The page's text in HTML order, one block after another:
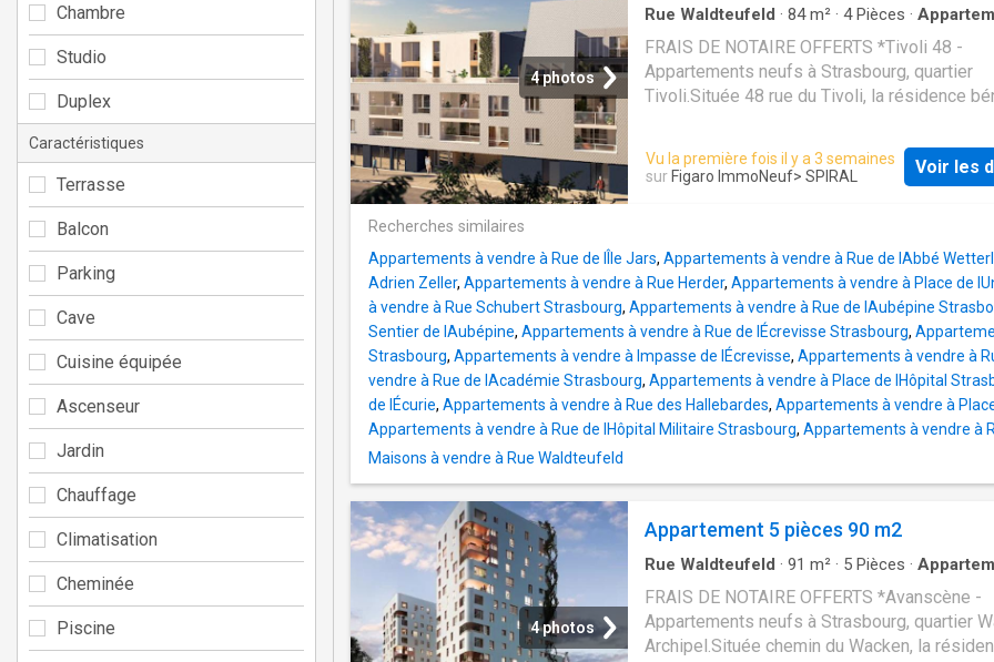
garantis, fiscalité avantageuse. pour
résidence et rencontrez nos équipes
4 photos
Rue Waldteufeld · 84m² · 4Pièces ·
FRAIS DE NOTAIRE OFFERTS *Tivoli 48 -
Appartements neufs à Strasbourg, quartier
Tivoli.Située 48 rue du Tivoli, la résidence
le quartier européen, dans un environnement
verdoyant bordé par l'Aar. À proximité
pistes cyclables et grands axes permettent
rejoindre facilement les principaux pôles de
Strasbourg. La résidence propose 31
du studio au 5 pièces, répartis sur deux
avec une conception architecturale
pensée pour préserver l'intimité et valoriser
l'environnement naturel. Les logements
volumes généreux et des agencements
la luminosité. Tous disposent d'un espace
prolongement d
Vu la première fois il y a 3 semaines
sur Figaro ImmoNeuf> SPIRAL Voir les
Recherches similaires
Appartements à vendre à Rue de lÎle Jars, Appartements à vendre à Rue de lAbbé
Adrien Zeller, Appartements à vendre à Rue Herder, Appartements à vendre à Place de
à vendre à Rue Schubert Strasbourg, Appartements à vendre à Rue de lAubépine
Sentier de lAubépine, Appartements à vendre à Rue de lÉcrevisse Strasbourg,
Strasbourg, Appartements à vendre à Impasse de lÉcrevisse, Appartements à vendre à
vendre à Rue de lAcadémie Strasbourg, Appartements à vendre à Place de lHôpital
de lÉcurie, Appartements à vendre à Rue des Hallebardes, Appartements à vendre à
Appartements à vendre à Rue de lHôpital Militaire Strasbourg, Appartements à vendre à
Maisons à vendre à Rue Waldteufeld
4 photos
Appartement 5 pièces 90 m2
Rue Waldteufeld · 91 m² · 5 Pièces ·
FRAIS DE NOTAIRE OFFERTS *Avanscène -
Appartements neufs à Strasbourg, quartier
Archipel.Située chemin du Wacken, la
Chambre
Studio
Duplex
Caractéristiques
Terrasse
Balcon
Parking
Cave
Cuisine équipée
Ascenseur
Jardin
Chauffage
Climatisation
Cheminée
Piscine